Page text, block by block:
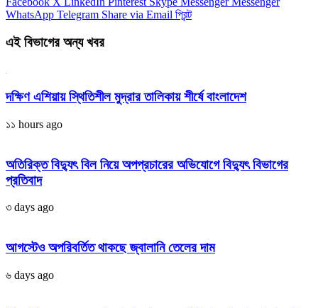
WhatsApp Telegram Share via Email প্রিন্ট
এই বিভাগের অন্য খবর
দক্ষিণ এশিয়ায় স্থিতিশীল মুদ্রার তালিকায় শীর্ষে বাংলাদেশ
১১ hours ago
অতিরিক্ত বিদ্যুৎ বিল নিয়ে অপপ্রচারের অভিযোগে বিদ্যুৎ বিভাগের
প্রতিবাদ
৩ days ago
আগস্টেও অপরিবর্তিত থাকছে জ্বালানি তেলের দাম
৬ days ago